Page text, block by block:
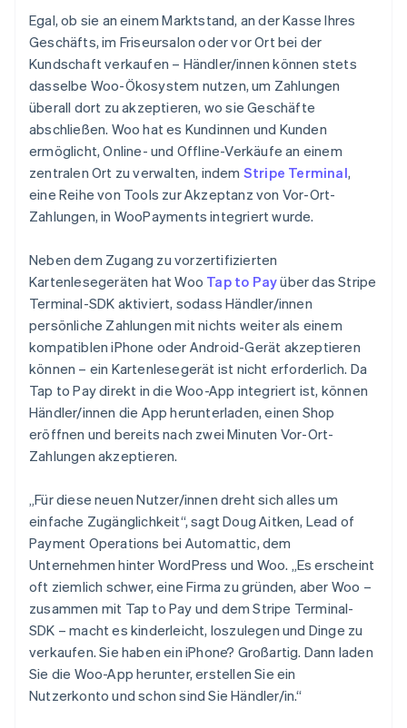
Egal, ob sie an einem Marktstand, an der Kasse Ihres
Geschäfts, im Friseursalon oder vor Ort bei der
Kundschaft verkaufen – Händler/innen können stets
dasselbe Woo-Ökosystem nutzen, um Zahlungen
überall dort zu akzeptieren, wo sie Geschäfte
abschließen. Woo hat es Kundinnen und Kunden
ermöglicht, Online- und Offline-Verkäufe an einem
zentralen Ort zu verwalten, indem Stripe Terminal,
eine Reihe von Tools zur Akzeptanz von Vor-Ort-
Zahlungen, in WooPayments integriert wurde.
Neben dem Zugang zu vorzertifizierten
Kartenlesegeräten hat Woo Tap to Payüber das Stripe
Terminal-SDK aktiviert, sodass Händler/innen
persönliche Zahlungen mit nichts weiter als einem
kompatiblen iPhone oder Android-Gerät akzeptieren
können – ein Kartenlesegerät ist nicht erforderlich. Da
Tap to Pay direkt in die Woo-App integriert ist, können
Händler/innen die App herunterladen, einen Shop
eröffnen und bereits nach zwei Minuten Vor-Ort-
Zahlungen akzeptieren.
„Für diese neuen Nutzer/innen dreht sich alles um
einfache Zugänglichkeit“, sagt Doug Aitken, Lead of
Payment Operations bei Automattic, dem
Unternehmen hinter WordPress und Woo. „Es erscheint
oft ziemlich schwer, eine Firma zu gründen, aber Woo –
zusammen mit Tap to Pay und dem Stripe Terminal-
SDK – macht es kinderleicht, loszulegen und Dinge zu
verkaufen. Sie haben ein iPhone? Großartig. Dann laden
Sie die Woo-App herunter, erstellen Sie ein
Nutzerkonto und schon sind Sie Händler/in.“